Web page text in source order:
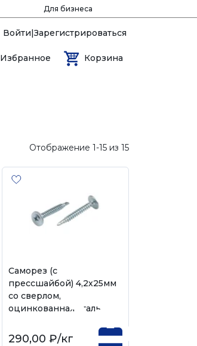
Для бизнеса
Войти|Зарегистрироваться
Избранное Корзина
Отображение 1-15 из 15
Саморез (с
прессшайбой) 4,2х25мм
со сверлом,
оцинкованная сталь
290,00 ₽/кг